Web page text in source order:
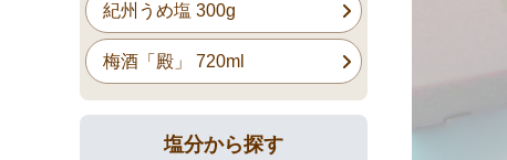
紀州うめ塩 300g
梅酒「殿」 720ml
塩分から探す